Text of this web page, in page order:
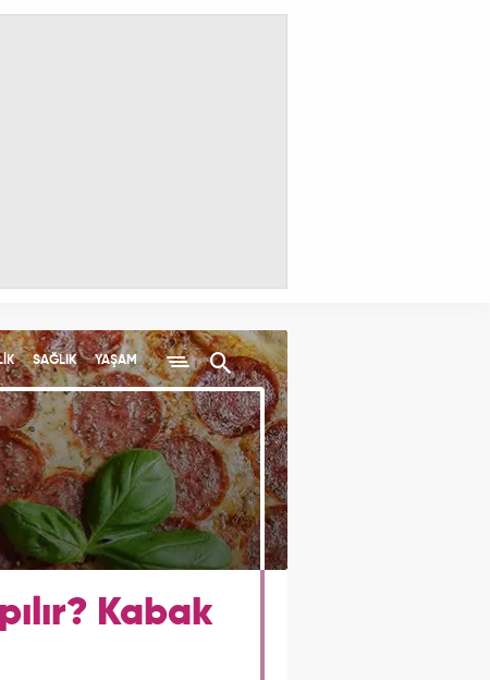
SAĞLIK YAŞAM
Kabak